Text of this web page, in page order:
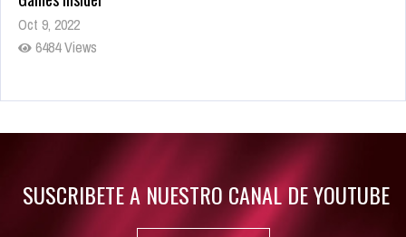
Oct 9, 2022
6484 Views
Rumor: Se filtran los primeros detalles de Resident Evil 9
SUSCRIBETE A NUESTRO CANAL DE YOUTUBE